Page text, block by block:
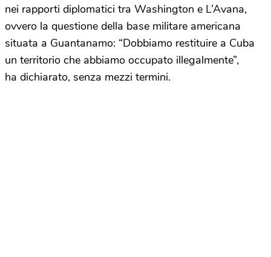
nei rapporti diplomatici tra Washington e L’Avana,
ovvero la questione della base militare americana
situata a Guantanamo: “Dobbiamo restituire a Cuba
un territorio che abbiamo occupato illegalmente”,
ha dichiarato, senza mezzi termini.